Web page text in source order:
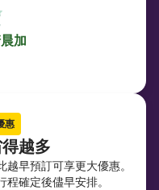
加
惠
越多
早預訂可享更大優惠。
確定後儘早安排。